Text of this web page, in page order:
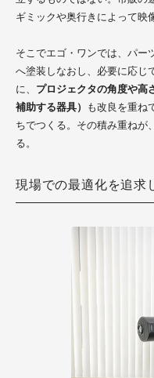
ギミックや奥行きによって映
そこでエゴ・ワンでは、パー
へ塗装しなおし、必要に応じ
に、 プロジェクタの角度や高
補助する器具）
も改良を重ね
ちでつくる。その積み重ねが
る。
現場での最適化を追求